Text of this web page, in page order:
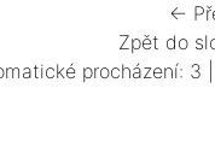
←
Zpět do
procházení: 3